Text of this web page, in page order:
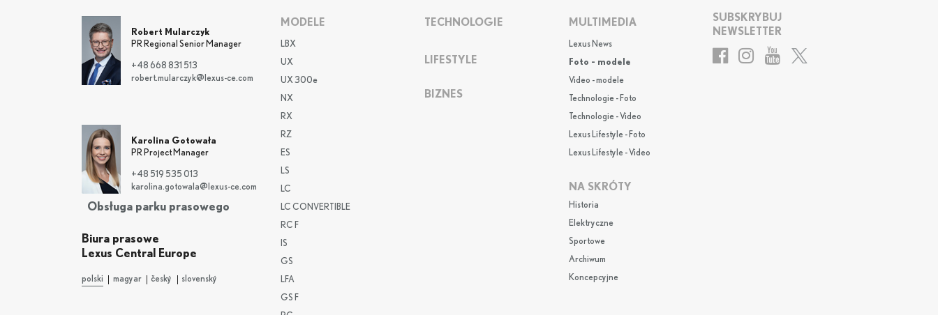
Robert Mularczyk
PR Regional Senior Manager
+48 668 831 513
robert.mularczyk@lexus-ce.com
Karolina Gotowała
PR Project Manager
+48 519 535 013
karolina.gotowala@lexus-ce.com
Obsługa parku prasowego
Biura prasowe
Lexus Central Europe
polski magyar český slovenský
MODELE
LBX
UX
UX 300e
NX
RX
RZ
ES
LS
LC
LC CONVERTIBLE
RC F
IS
GS
LFA
GS F
TECHNOLOGIE
LIFESTYLE
BIZNES
MULTIMEDIA
Lexus News
Foto - modele
Video - modele
Technologie - Foto
Technologie - Video
Lexus Lifestyle - Foto
Lexus Lifestyle - Video
NA SKRÓTY
Historia
Elektryczne
Sportowe
Archiwum
Koncepcyjne
SUBSKRYBUJ
NEWSLETTER